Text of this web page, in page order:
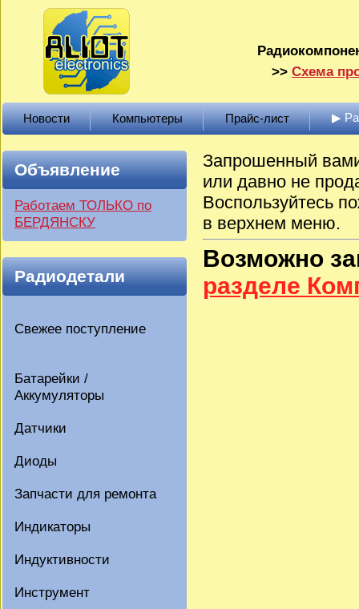
>> Схема
Новости Компьютеры Прайс-лист ▶
Объявление
Работаем ТОЛЬКО по
БЕРДЯНСКУ
Радиодетали
Свежее поступление
Батарейки /
Аккумуляторы
Датчики
Диоды
Запчасти для ремонта
Индикаторы
Индуктивности
Инструмент
Запрошенный
или давно не
Воспользуйтесь
в верхнем меню.
Возможно
разделе